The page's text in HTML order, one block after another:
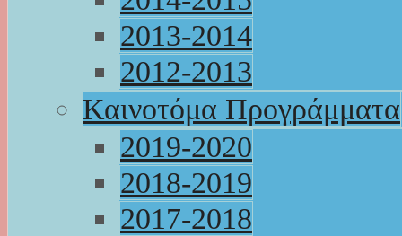
2013-2014
2012-2013
Καινοτόμα Προγράμματα
2019-2020
2018-2019
2017-2018